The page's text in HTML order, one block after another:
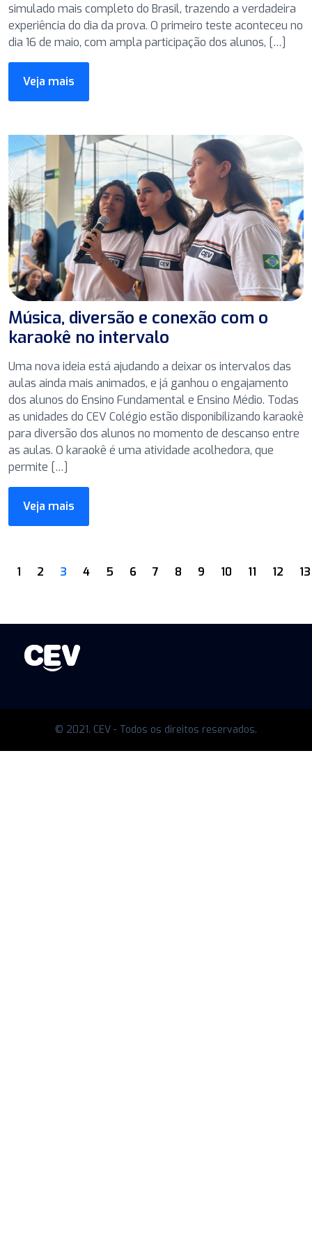
simulado mais completo do Brasil, trazendo a verdadeira
experiência do dia da prova. O primeiro teste aconteceu no
dia 16 de maio, com ampla participação dos alunos, […]
Veja mais
Música, diversão e conexão com o
karaokê no intervalo
Uma nova ideia está ajudando a deixar os intervalos das
aulas ainda mais animados, e já ganhou o engajamento
dos alunos do Ensino Fundamental e Ensino Médio. Todas
as unidades do CEV Colégio estão disponibilizando karaokê
para diversão dos alunos no momento de descanso entre
as aulas. O karaokê é uma atividade acolhedora, que
permite […]
Veja mais
1 2 3 4 5 6 7 8 9 10 11 12 13
© 2021. CEV - Todos os direitos reservados.